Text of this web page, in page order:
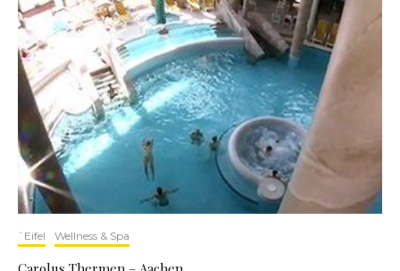
`Eifel Wellness & Spa